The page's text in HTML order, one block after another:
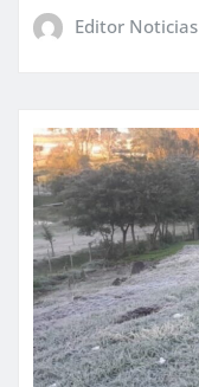
Editor Noticias